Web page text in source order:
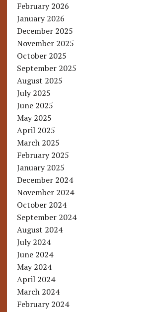
February 2026
January 2026
December 2025
November 2025
October 2025
September 2025
August 2025
July 2025
June 2025
May 2025
April 2025
March 2025
February 2025
January 2025
December 2024
November 2024
October 2024
September 2024
August 2024
July 2024
June 2024
May 2024
April 2024
March 2024
February 2024